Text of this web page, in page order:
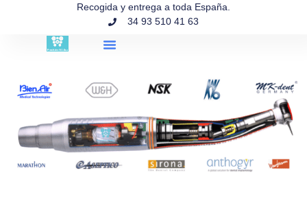
Recogida y entrega a toda España.
34 93 510 41 63